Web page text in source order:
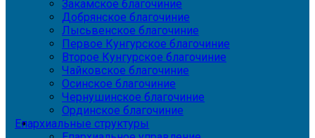
Закамское благочиние
Добрянское благочиние
Лысьвенское благочиние
Первое Кунгурское благочиние
Второе Кунгурское благочиние
Чайковское благочиние
Осинское благочиние
Чернушинское благочиние
Ординское благочиние
Епархиальные структуры